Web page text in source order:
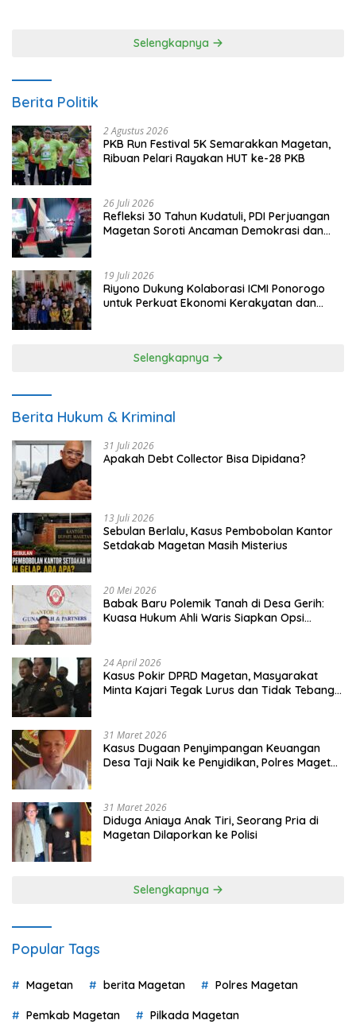
Selengkapnya
Berita Politik
2 Agustus 2026
PKB Run Festival 5K Semarakkan Magetan,
Ribuan Pelari Rayakan HUT ke-28 PKB
26 Juli 2026
Refleksi 30 Tahun Kudatuli, PDI Perjuangan
Magetan Soroti Ancaman Demokrasi dan
19 Juli 2026
Riyono Dukung Kolaborasi ICMI Ponorogo
untuk Perkuat Ekonomi Kerakyatan dan
Selengkapnya
Berita Hukum & Kriminal
31 Juli 2026
Apakah Debt Collector Bisa Dipidana?
13 Juli 2026
Sebulan Berlalu, Kasus Pembobolan Kantor
Setdakab Magetan Masih Misterius
20 Mei 2026
Babak Baru Polemik Tanah di Desa Gerih:
Kuasa Hukum Ahli Waris Siapkan Opsi
24 April 2026
Kasus Pokir DPRD Magetan, Masyarakat
Minta Kajari Tegak Lurus dan Tidak Tebang
31 Maret 2026
Kasus Dugaan Penyimpangan Keuangan
Desa Taji Naik ke Penyidikan, Polres Magetan
31 Maret 2026
Diduga Aniaya Anak Tiri, Seorang Pria di
Magetan Dilaporkan ke Polisi
Selengkapnya
Popular Tags
Magetan berita Magetan Polres Magetan
Pemkab Magetan Pilkada Magetan